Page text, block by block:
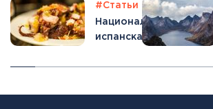
#Отпуск
лагуна в
#Статьи
#Отпуск
Национальная
испанская кухня:
которые стоит